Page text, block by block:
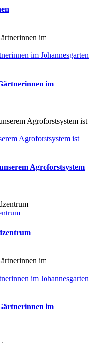
im Johannesgarten
im
Agroforstsystem ist
Agroforstsystem
im Johannesgarten
im